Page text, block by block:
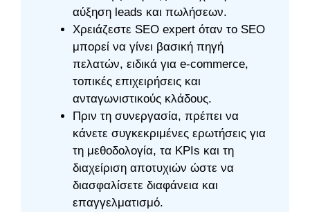
αύξηση leads και πωλήσεων.
Χρειάζεστε SEO expert όταν το SEO
μπορεί να γίνει βασική πηγή
πελατών, ειδικά για e-commerce,
τοπικές επιχειρήσεις και
ανταγωνιστικούς κλάδους.
Πριν τη συνεργασία, πρέπει να
κάνετε συγκεκριμένες ερωτήσεις για
τη μεθοδολογία, τα KPIs και τη
διαχείριση αποτυχιών ώστε να
διασφαλίσετε διαφάνεια και
επαγγελματισμό.